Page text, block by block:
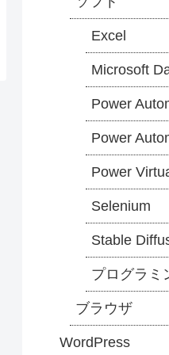
Excel
Microsoft
Power
Power
Power
Selenium
Stable
プログラミ
ブラウザ
WordPress